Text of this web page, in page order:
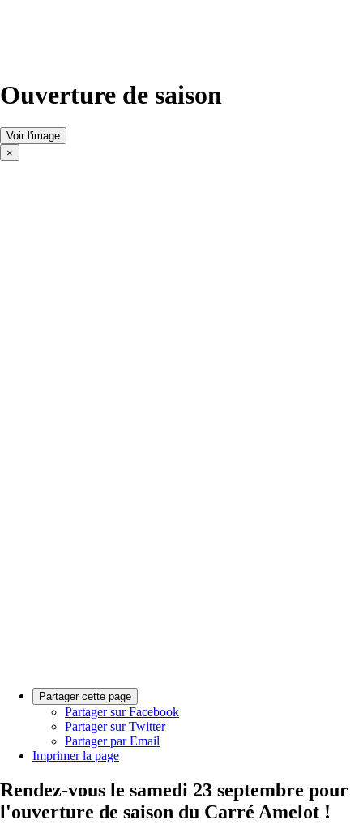
Ouverture de saison
Voir l'image
×
Partager cette page
Partager sur Facebook
Partager sur Twitter
Partager par Email
Imprimer la page
Rendez-vous le samedi 23 septembre pour
l'ouverture de saison du Carré Amelot !